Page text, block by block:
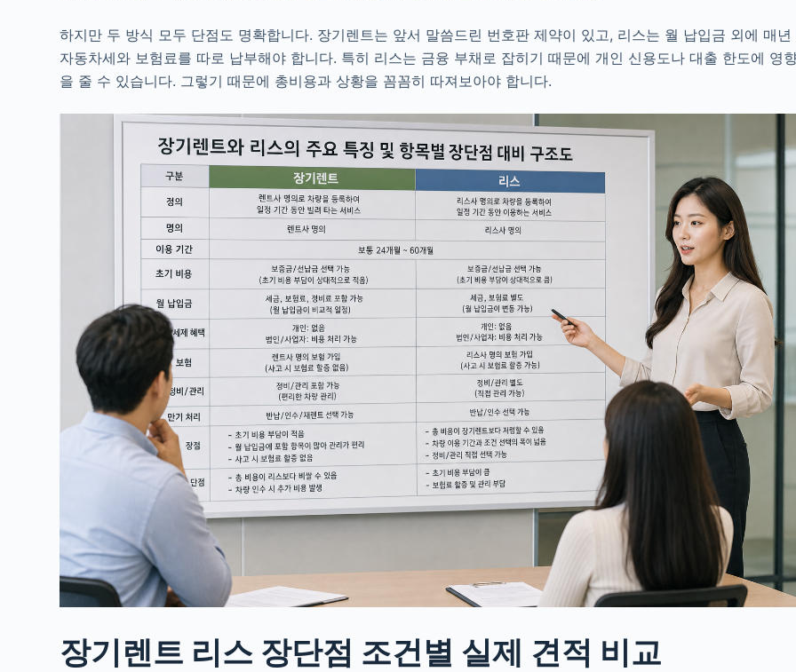
하지만 두 방식 모두 단점도 명확합니다. 장기렌트는 앞서 말씀드린 번호판 제약이 있고, 리스는 월 납입금 외에 매년
자동차세와 보험료를 따로 납부해야 합니다. 특히 리스는 금융 부채로 잡히기 때문에 개인 신용도나 대출 한도에 영
을 줄 수 있습니다. 그렇기 때문에 총비용과 상황을 꼼꼼히 따져보아야 합니다.
장기렌트 리스 장단점 조건별 실제 견적 비교